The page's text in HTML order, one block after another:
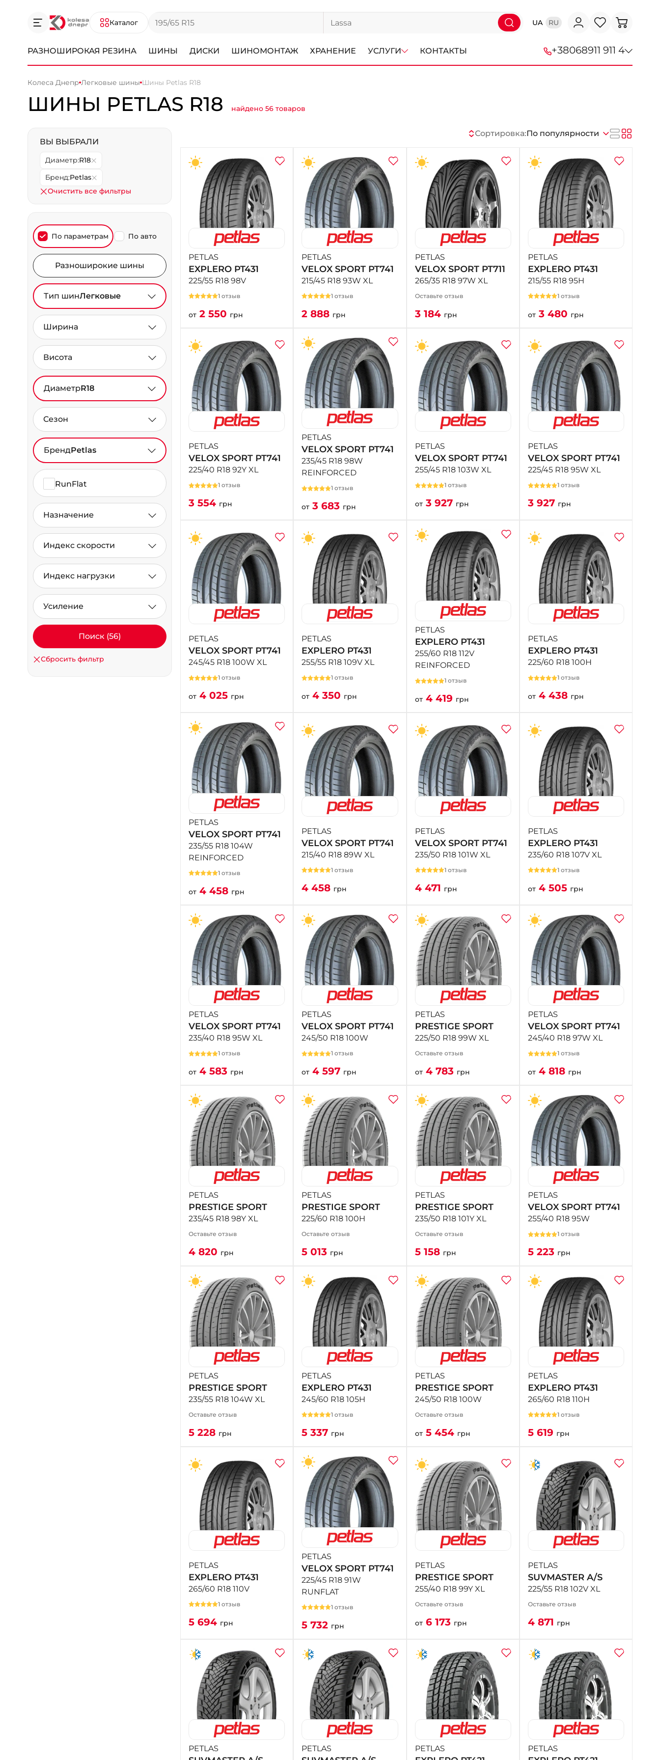
Каталог UA RU
РАЗНОШИРОКАЯ РЕЗИНА ШИНЫ ДИСКИ ШИНОМОНТАЖ ХРАНЕНИЕ УСЛУГИ КОНТАКТЫ +38068911 911 4
+38 (067) 113-44-44
+38 (067) 911-14-14
- на Щепкина
+38 (098) 911-911-0
- на Тополе
+38 (098) 911-911-4
- на Калиновой
- Донецкое шоссе
- Щепкина
+38 (099)-643-33-77
- Калиновая
Колеса Днепр Легковые шины Шины Petlas R18
ШИНЫ PETLAS R18 найдено 56 товаров
ВЫ ВЫБРАЛИ
Диаметр:R18
Бренд:Petlas
Очистить все фильтры
По параметрам По авто
Разноширокие шины
Тип шинЛегковые
Ширина
Висота
ДиаметрR18
Сезон
БрендPetlas
RunFlat
Назначение
Индекс скорости
Индекс нагрузки
Усиление
Поиск (56)
Сбросить фильтр
Сортировка:По популярности
PETLAS
EXPLERO PT431
225/55 R18 98V
1 отзыв
от 2 550 грн
PETLAS
VELOX SPORT PT741
215/45 R18 93W XL
1 отзыв
2 888 грн
PETLAS
VELOX SPORT PT711
265/35 R18 97W XL
Оставьте отзыв
3 184 грн
PETLAS
EXPLERO PT431
215/55 R18 95H
1 отзыв
от3 480 грн
PETLAS
VELOX SPORT PT741
225/40 R18 92Y XL
1 отзыв
3 554 грн
PETLAS
VELOX SPORT PT741
235/45 R18 98W
REINFORCED
1 отзыв
от 3 683 грн
PETLAS
VELOX SPORT PT741
255/45 R18 103W XL
1 отзыв
от3 927 грн
PETLAS
VELOX SPORT PT741
225/45 R18 95W XL
1 отзыв
3 927 грн
PETLAS
VELOX SPORT PT741
245/45 R18 100W XL
1 отзыв
от 4 025 грн
PETLAS
EXPLERO PT431
255/55 R18 109V XL
1 отзыв
от 4 350 грн
PETLAS
EXPLERO PT431
255/60 R18 112V
REINFORCED
1 отзыв
от4 419 грн
PETLAS
EXPLERO PT431
225/60 R18 100H
1 отзыв
от4 438 грн
PETLAS
VELOX SPORT PT741
235/55 R18 104W
REINFORCED
1 отзыв
от 4 458 грн
PETLAS
VELOX SPORT PT741
215/40 R18 89W XL
1 отзыв
4 458 грн
PETLAS
VELOX SPORT PT741
235/50 R18 101W XL
1 отзыв
4 471 грн
PETLAS
EXPLERO PT431
235/60 R18 107V XL
1 отзыв
от4 505 грн
PETLAS
VELOX SPORT PT741
235/40 R18 95W XL
1 отзыв
от 4 583 грн
PETLAS
VELOX SPORT PT741
245/50 R18 100W
1 отзыв
от 4 597 грн
PETLAS
PRESTIGE SPORT
225/50 R18 99W XL
Оставьте отзыв
от4 783 грн
PETLAS
VELOX SPORT PT741
245/40 R18 97W XL
1 отзыв
от4 818 грн
PETLAS
PRESTIGE SPORT
235/45 R18 98Y XL
Оставьте отзыв
4 820 грн
PETLAS
PRESTIGE SPORT
225/60 R18 100H
Оставьте отзыв
5 013 грн
PETLAS
PRESTIGE SPORT
235/50 R18 101Y XL
Оставьте отзыв
5 158 грн
PETLAS
VELOX SPORT PT741
255/40 R18 95W
1 отзыв
5 223 грн
PETLAS
PRESTIGE SPORT
235/55 R18 104W XL
Оставьте отзыв
5 228 грн
PETLAS
EXPLERO PT431
245/60 R18 105H
1 отзыв
5 337 грн
PETLAS
PRESTIGE SPORT
245/50 R18 100W
Оставьте отзыв
от5 454 грн
PETLAS
EXPLERO PT431
265/60 R18 110H
1 отзыв
5 619 грн
PETLAS
EXPLERO PT431
265/60 R18 110V
1 отзыв
5 694 грн
PETLAS
VELOX SPORT PT741
225/45 R18 91W
RUNFLAT
1 отзыв
5 732 грн
PETLAS
PRESTIGE SPORT
255/40 R18 99Y XL
Оставьте отзыв
от6 173 грн
PETLAS
SUVMASTER A/S
225/55 R18 102V XL
Оставьте отзыв
4 871 грн
PETLAS PETLAS PETLAS PETLAS